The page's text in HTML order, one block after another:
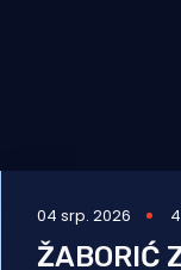
04 srp. 2026
ŽABORIĆ